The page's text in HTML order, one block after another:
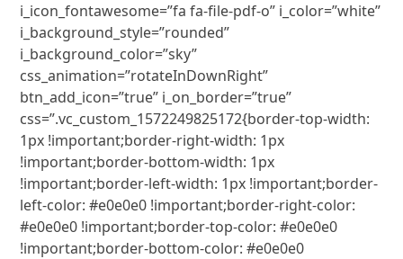
i_icon_fontawesome=”fa fa-file-pdf-o” i_color=”white”
i_background_style=”rounded”
i_background_color=”sky”
css_animation=”rotateInDownRight”
btn_add_icon=”true” i_on_border=”true”
css=”.vc_custom_1572249825172{border-top-width:
1px !important;border-right-width: 1px
!important;border-bottom-width: 1px
!important;border-left-width: 1px !important;border-
left-color: #e0e0e0 !important;border-right-color:
#e0e0e0 !important;border-top-color: #e0e0e0
!important;border-bottom-color: #e0e0e0